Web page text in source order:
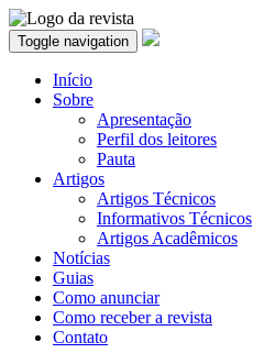
Toggle navigation
Início
Sobre
Apresentação
Perfil dos leitores
Pauta
Artigos
Artigos Técnicos
Informativos Técnicos
Artigos Acadêmicos
Notícias
Guias
Como anunciar
Como receber a revista
Contato